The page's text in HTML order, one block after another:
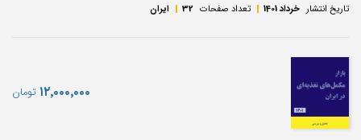
تاریخ انتشار خرداد 1401 تعداد صفحات 32 ایران
‎۱۲٬۰۰۰٬۰۰۰ تومان